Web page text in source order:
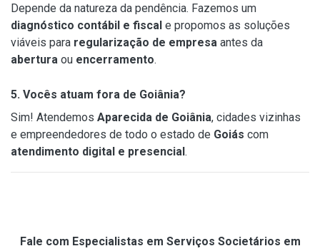
Depende da natureza da pendência. Fazemos um
diagnóstico contábil e fiscal e propomos as soluções
viáveis para regularização de empresa antes da
abertura ou encerramento.
5. Vocês atuam fora de Goiânia?
Sim! Atendemos Aparecida de Goiânia, cidades vizinhas
e empreendedores de todo o estado de Goiás com
atendimento digital e presencial.
Fale com Especialistas em Serviços Societários em